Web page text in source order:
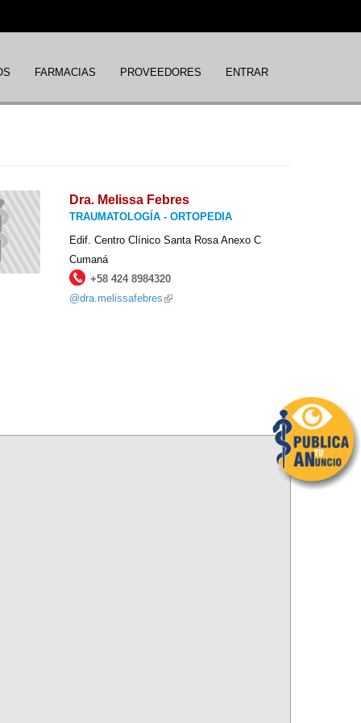
FARMACIAS PROVEEDORES ENTRAR
Dra. Melissa Febres
TRAUMATOLOGÍA - ORTOPEDIA
Edif. Centro Clínico Santa Rosa Anexo C
Cumaná
+58 424 8984320
@dra.melissafebres (link